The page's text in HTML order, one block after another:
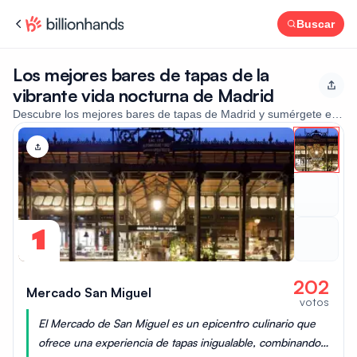
Buscar
Los mejores bares de tapas de la
vibrante vida nocturna de Madrid
Descubre los mejores bares de tapas de Madrid y sumérgete en
1
Mercado San Miguel 202
votos
El Mercado de San Miguel es un epicentro culinario que
ofrece una experiencia de tapas inigualable, combinando